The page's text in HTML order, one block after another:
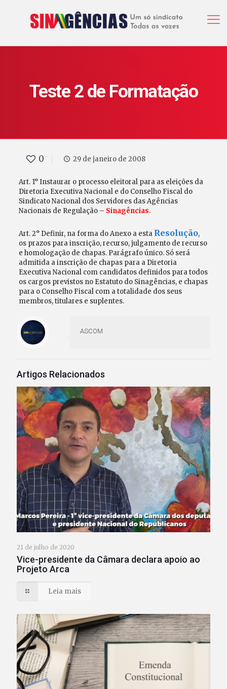
Teste 2 de Formatação
0 29 de janeiro de 2008
Art. 1° Instaurar o processo eleitoral para as eleições da
Diretoria Executiva Nacional e do Conselho Fiscal do
Sindicato Nacional dos Servidores das Agências
Nacionais de Regulação – Sinagências.
Art. 2° Definir, na forma do Anexo a esta Resolução,
os prazos para inscrição, recurso, julgamento de recurso
e homologação de chapas. Parágrafo único. Só será
admitida a inscrição de chapas para a Diretoria
Executiva Nacional com candidatos definidos para todos
os cargos previstos no Estatuto do Sinagências, e chapas
para o Conselho Fiscal com a totalidade dos seus
membros, titulares e suplentes.
ASCOM
Artigos Relacionados
21 de julho de 2020
Vice-presidente da Câmara declara apoio ao
Projeto Arca
Leia mais